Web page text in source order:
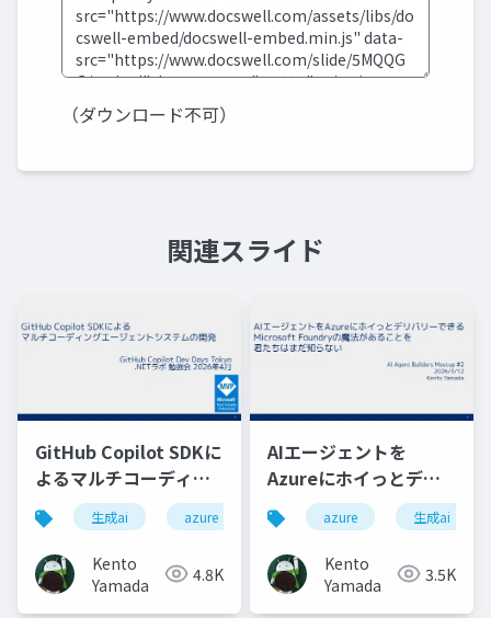
（ダウンロード不可）
関連スライド
GitHub Copilot SDKに
よるマルチコーディン
グエージェントシステ
ムの開発
生成ai azure aiエージェント github
Kento
Yamada
4.8K
AIエージェントを
Azureにホイっとデリ
バリーできる
Microsoft Foundryの
魔法があることを君た
ちはまだ知らない
azure 生成ai
Kento
Yamada
3.5K